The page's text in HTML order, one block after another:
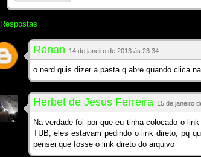
Respostas
Renan 14 de janeiro de 2013 às 23:34
o nerd quis dizer a pasta q abre quando clica
Herbet de Jesus Ferreira 15 de janeiro
Na verdade foi por que eu tinha colocado o
TUB, eles estavam pedindo o link direto, pq
pensei que fosse o link direto do arquivo